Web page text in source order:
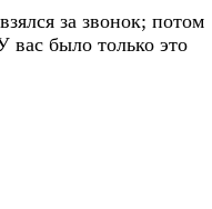
за звонок; потом
вас было только это